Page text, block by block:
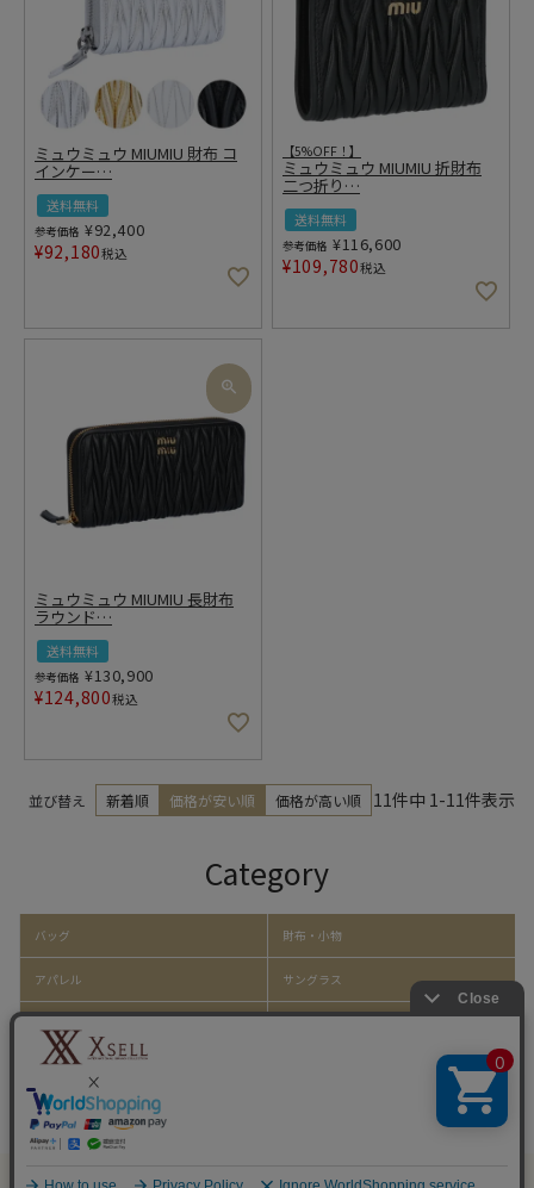
ミュウミュウ MIUMIU 財布 コ
インケー…
送料無料
参考価格 ¥92,400
¥92,180税込
【5%OFF！】
ミュウミュウ MIUMIU 折財布
二つ折り …
送料無料
参考価格 ¥116,600
¥109,780税込
ミュウミュウ MIUMIU 長財布
ラウンド…
送料無料
参考価格 ¥130,900
¥124,800税込
並び替え 新着順 価格が安い順 価格が高い順 11件中 1-11件表示
Category
バッグ 財布・小物
アパレル サングラス
ファッション小物
取り扱いアイテム一覧